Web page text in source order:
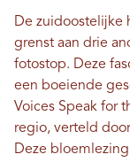
De zuidoostelijke
grenst aan drie
fotostop. Deze
een boeiende
Voices Speak for
regio, verteld
Deze